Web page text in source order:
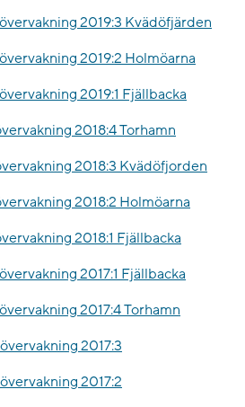
2019:3 Kvädöfjärden
2019:2 Holmöarna
2019:1 Fjällbacka
2018:4 Torhamn
2018:3 Kvädöfjorden
2018:2 Holmöarna
2018:1 Fjällbacka
2017:1 Fjällbacka
2017:4 Torhamn
2017:3
2017:2